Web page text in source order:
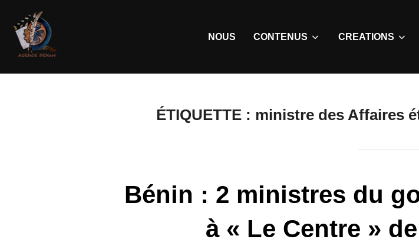
NOUS CONTENUS CREATIONS
ÉTIQUETTE : ministre des Affaires
Bénin : 2 ministres du
à « Le Centre »